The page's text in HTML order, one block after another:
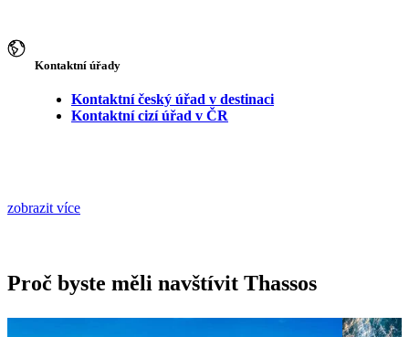
Kontaktní úřady
Kontaktní český úřad v destinaci
Kontaktní cizí úřad v ČR
zobrazit více
Proč byste měli navštívit Thassos